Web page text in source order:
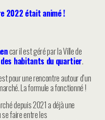
2022 était animé !
car il est géré par la Ville de
habitants du quartier.
pour une rencontre autour d’un
La formule a fonctionné !
depuis 2021 a déjà une
se faire entre les